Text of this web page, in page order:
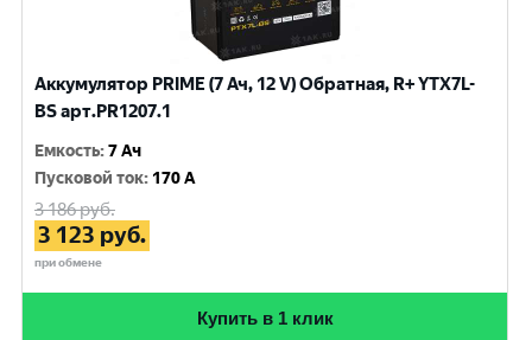
Аккумулятор PRIME (7 Ач, 12 V) Обратная, R+ YTX7L-
BS арт.PR1207.1
Емкость:7 Ач
Пусковой ток: 170 A
3 186руб.
3 123 руб.
при обмене
Купить в 1 клик